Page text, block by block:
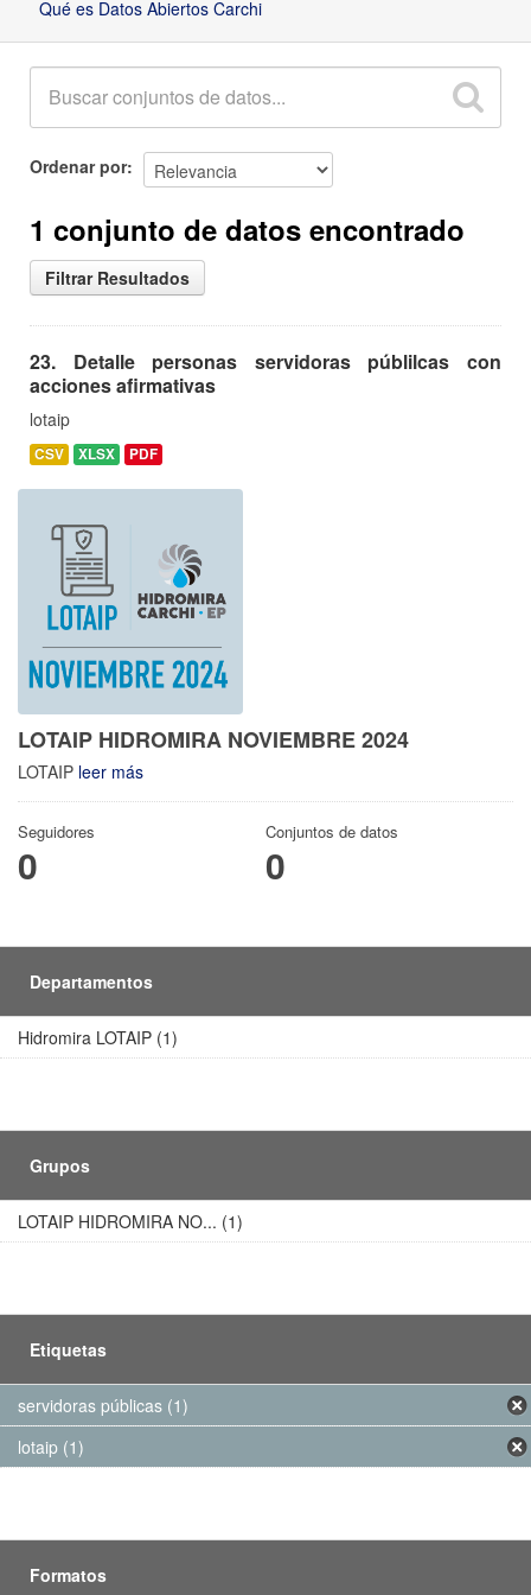
Qué es Datos Abiertos Carchi
Ordenar por
1 conjunto de datos encontrado
Filtrar Resultados
23. Detalle personas servidoras públilcas con
acciones afirmativas
lotaip
CSV XLSX PDF
LOTAIP HIDROMIRA NOVIEMBRE 2024
LOTAIP leer más
Seguidores
0
Conjuntos de datos
0
Departamentos
Hidromira LOTAIP (1)
Grupos
LOTAIP HIDROMIRA NO... (1)
Etiquetas
servidoras públicas (1)
lotaip (1)
Formatos